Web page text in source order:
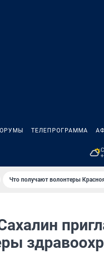
ТЕЛЕПРОГРАММА
Что получают волонтеры